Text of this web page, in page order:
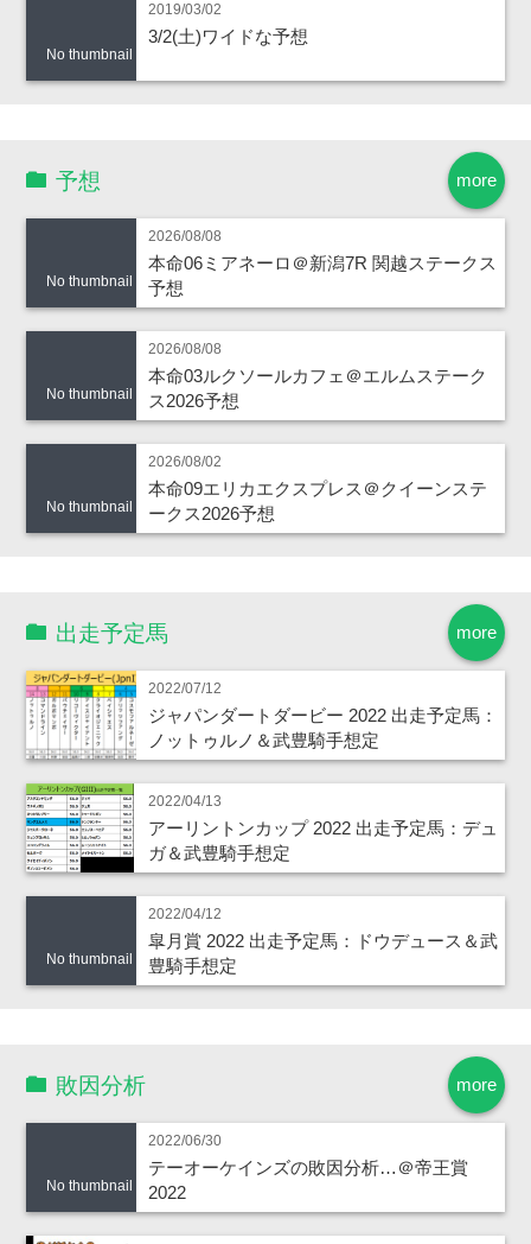
No thumbnail
2019/03/02
3/2(土)ワイドな予想
more
予想
No thumbnail
2026/08/08
本命06ミアネーロ＠新潟7R 関越ステークス
予想
No thumbnail
2026/08/08
本命03ルクソールカフェ＠エルムステーク
ス2026予想
No thumbnail
2026/08/02
本命09エリカエクスプレス＠クイーンステ
ークス2026予想
more
出走予定馬
2022/07/12
ジャパンダートダービー 2022 出走予定馬：
ノットゥルノ＆武豊騎手想定
2022/04/13
アーリントンカップ 2022 出走予定馬：デュ
ガ＆武豊騎手想定
No thumbnail
2022/04/12
皐月賞 2022 出走予定馬：ドウデュース＆武
豊騎手想定
more
敗因分析
No thumbnail
2022/06/30
テーオーケインズの敗因分析…＠帝王賞
2022